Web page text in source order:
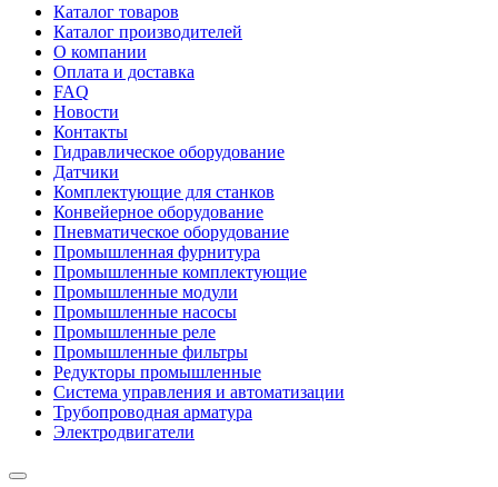
Каталог товаров
Каталог производителей
О компании
Оплата и доставка
FAQ
Новости
Контакты
Гидравлическое оборудование
Датчики
Комплектующие для станков
Конвейерное оборудование
Пневматическое оборудование
Промышленная фурнитура
Промышленные комплектующие
Промышленные модули
Промышленные насосы
Промышленные реле
Промышленные фильтры
Редукторы промышленные
Система управления и автоматизации
Трубопроводная арматура
Электродвигатели